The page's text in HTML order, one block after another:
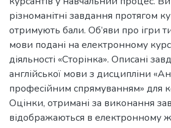
різноманітні завдання протягом
отримують бали. Об’яви про ігри
мови подані на електронному
діяльності «Сторінка». Описані
англійської мови з дисципліни
професійним спрямуванням» для
Оцінки, отримані за виконання
відображаються в електронному